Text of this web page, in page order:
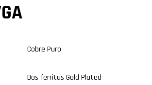
Cobre Puro
Dos ferritas Gold Plated